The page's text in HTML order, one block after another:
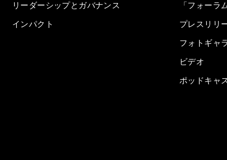
リーダーシップとガバナンス
インパクト
「フォーラ
プレスリリ
フォトギャ
ビデオ
ポッドキャ